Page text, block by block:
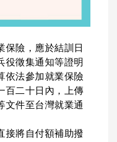
險，應於結訓日
役徵集通知等證明
依法參加就業保險
百二十日內，上傳
文件至台灣就業通
接將自付額補助撥